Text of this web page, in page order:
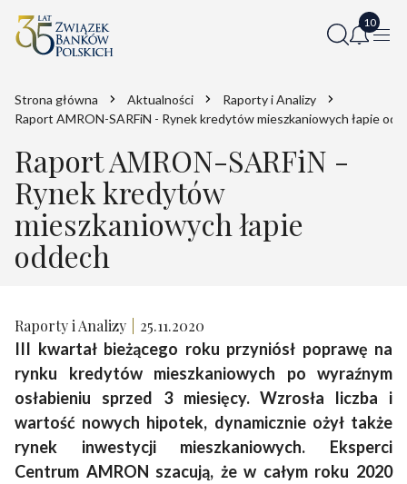
Strona główna Aktualności
Raporty i Analizy
Raport AMRON-SARFiN - Rynek kredytów mieszkaniowych łapie
Raport AMRON-SARFiN -
Rynek kredytów
mieszkaniowych łapie
oddech
Raporty i Analizy 25.11.2020
III kwartał bieżącego roku przyniósł poprawę na
rynku kredytów mieszkaniowych po wyraźnym
osłabieniu sprzed 3 miesięcy. Wzrosła liczba i
wartość nowych hipotek, dynamicznie ożył także
rynek inwestycji mieszkaniowych. Eksperci
Centrum AMRON szacują, że w całym roku 2020